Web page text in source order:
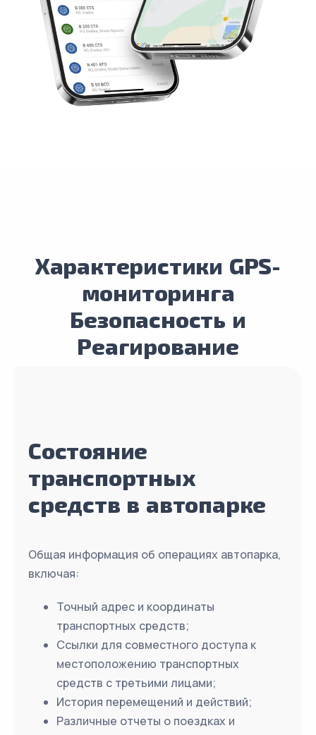
Характеристики GPS-
мониторинга
Безопасность и
Реагирование
Состояние
транспортных
средств в автопарке
Общая информация об операциях автопарка,
включая:
Точный адрес и координаты
транспортных средств;
Ссылки для совместного доступа к
местоположению транспортных
средств с третьими лицами;
История перемещений и действий;
Различные отчеты о поездках и